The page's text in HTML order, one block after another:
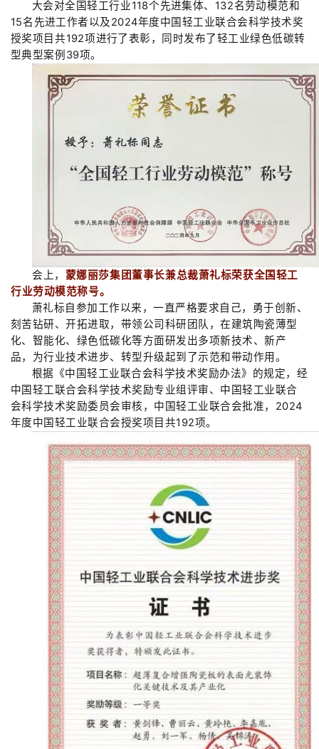
大会对全国轻工行业118个先进集体、 132名劳动模范和
15名先进工作者以及2024年度中国轻工业联合会科学技术奖
授奖项目共192项进行了表彰，同时发布了轻工业绿色低碳转
型典型案例 39项。
会上， 蒙娜丽莎集团董事长兼总裁萧礼标荣获全国轻工
行业劳动模范称号。
萧礼标自参加工作以来，一直严格要求自己，勇于创新、
刻苦钻研、开拓进取，带领公司科研团队，在建筑陶瓷薄型
化、智能化、绿色低碳化等方面研发出多项新技术、新产
品，为行业技术进步、转型升级起到了示范和带动作用。
根据《中国轻工业联合会科学技术奖励办法》的规定，经
中国轻工联合会科学技术奖励专业组评审、中国轻工业联合
会科学技术奖励委员会审核，中国轻工业联合会批准， 2024
年度中国轻工业联合会授奖项目共192项。